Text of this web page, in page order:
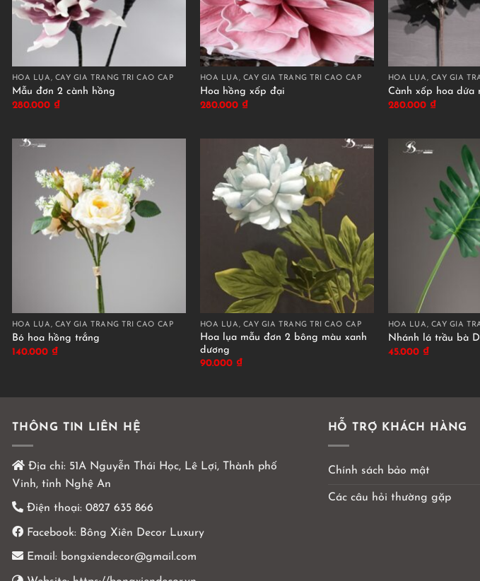
HOA LỤA, CÂY GIẢ TRANG TRÍ CAO CẤP
Mẫu đơn 2 cành hồng
280.000 ₫
HOA LỤA, CÂY GIẢ TRANG TRÍ CAO CẤP
Hoa hồng xốp đại
280.000 ₫
HOA LỤA, CÂY GIẢ
Cành xốp hoa dứa
280.000 ₫
HOA LỤA, CÂY GIẢ TRANG TRÍ CAO CẤP
Bó hoa hồng trắng
140.000 ₫
HOA LỤA, CÂY GIẢ TRANG TRÍ CAO CẤP
Hoa lụa mẫu đơn 2 bông màu xanh
dương
90.000 ₫
HOA LỤA, CÂY GIẢ
Nhánh lá trầu bà
45.000 ₫
THÔNG TIN LIÊN HỆ
Địa chỉ: 51A Nguyễn Thái Học, Lê Lợi, Thành phố
Vinh, tỉnh Nghệ An
Điện thoại: 0827 635 866
Facebook: Bông Xiên Decor Luxury
Email: bongxiendecor@gmail.com
HỖ TRỢ KHÁCH HÀNG
Chính sách bảo mật
Các câu hỏi thường gặp